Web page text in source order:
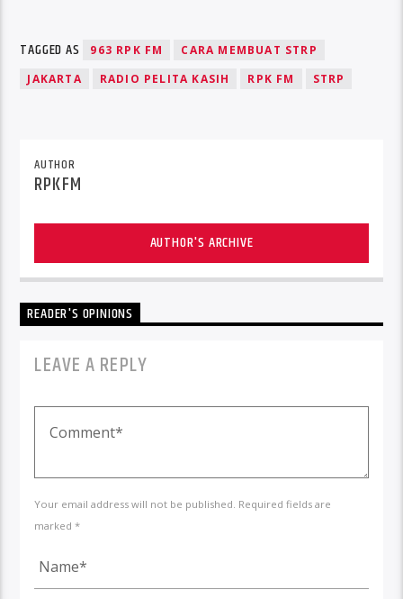
TAGGED AS 963 RPK FM
CARA MEMBUAT STRP
JAKARTA
RADIO PELITA KASIH RPK FM STRP
AUTHOR
RPKFM
AUTHOR'S ARCHIVE
READER'S OPINIONS
LEAVE A REPLY
Your email address will not be published. Required fields are
marked *